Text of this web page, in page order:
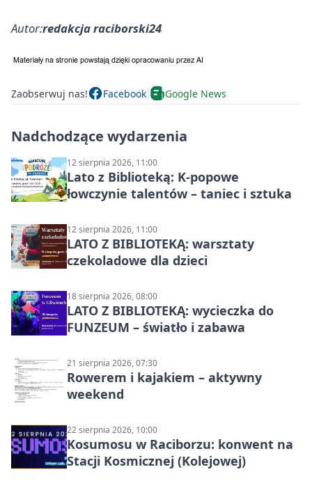
Autor:redakcja raciborski24
Zaobserwuj nas! Facebook Google News
Nadchodzące wydarzenia
12 sierpnia 2026, 11:00
Lato z Biblioteką: K-popowe
łowczynie talentów – taniec i sztuka
12 sierpnia 2026, 11:00
LATO Z BIBLIOTEKĄ: warsztaty
czekoladowe dla dzieci
18 sierpnia 2026, 08:00
LATO Z BIBLIOTEKĄ: wycieczka do
FUNZEUM – światło i zabawa
21 sierpnia 2026, 07:30
Rowerem i kajakiem – aktywny
weekend
22 sierpnia 2026, 10:00
Kosumosu w Raciborzu: konwent na
Stacji Kosmicznej (Kolejowej)